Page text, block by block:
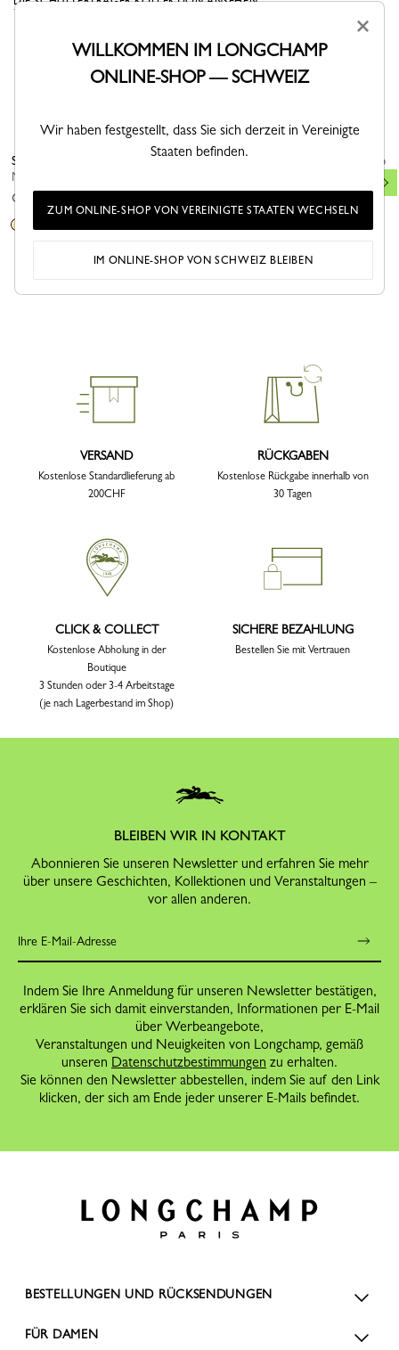
CHF 110,00
Schlüsselanhänger Cavalier
Metall - Helles Blassgold
CHF 85,00
VERSAND
Kostenlose Standardlieferung ab
200CHF
RÜCKGABEN
Kostenlose Rückgabe innerhalb von
30 Tagen
CLICK & COLLECT
Kostenlose Abholung in der
Boutique
3 Stunden oder 3-4 Arbeitstage
(je nach Lagerbestand im Shop)
SICHERE BEZAHLUNG
Bestellen Sie mit Vertrauen
BLEIBEN WIR IN KONTAKT
Abonnieren Sie unseren Newsletter und erfahren Sie mehr
über unsere Geschichten, Kollektionen und Veranstaltungen –
vor allen anderen.
Indem Sie Ihre Anmeldung für unseren Newsletter bestätigen,
erklären Sie sich damit einverstanden, Informationen per E-Mail
über Werbeangebote,
Veranstaltungen und Neuigkeiten von Longchamp, gemäß
unseren Datenschutzbestimmungen zu erhalten.
Sie können den Newsletter abbestellen, indem Sie auf den Link
klicken, der sich am Ende jeder unserer E-Mails befindet.
BESTELLUNGEN UND RÜCKSENDUNGEN
FÜR DAMEN
×
WILLKOMMEN IM LONGCHAMP
ONLINE-SHOP — SCHWEIZ
Wir haben festgestellt, dass Sie sich derzeit in Vereinigte
Staaten befinden.
ZUM ONLINE-SHOP VON VEREINIGTE STAATEN WECHSELN
IM ONLINE-SHOP VON SCHWEIZ BLEIBEN